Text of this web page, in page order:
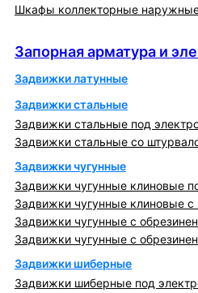
Шкафы коллекторные
Запорная арматура и
Задвижки латунные
Задвижки стальные
Задвижки стальные под
Задвижки стальные со
Задвижки чугунные
Задвижки чугунные клиновые
Задвижки чугунные клиновые
Задвижки чугунные с
Задвижки чугунные с
Задвижки шиберные
Задвижки шиберные под